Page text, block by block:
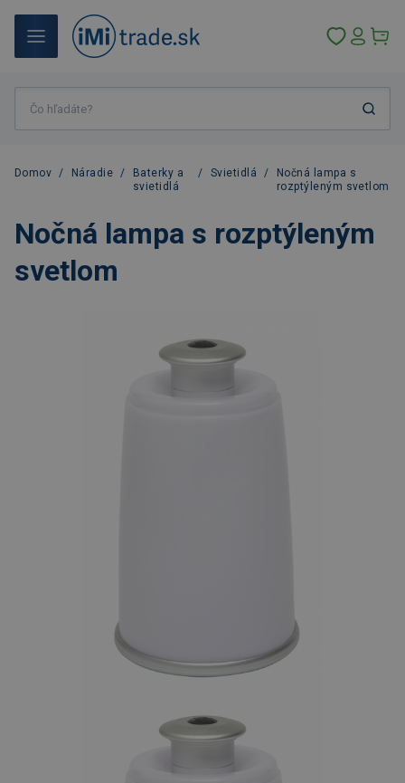
Domov / Náradie /
Baterky a
svietidlá
/ Svietidlá /
Nočná lampa s
rozptýleným svetlom
Nočná lampa s rozptýleným
svetlom